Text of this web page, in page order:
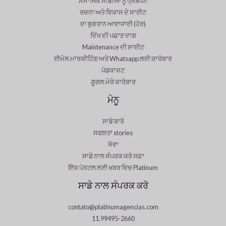
ਰਚਨਾ ਅਤੇ ਵਿਕਾਸ ਦੇ ਸਾਈਟ
ਦਾ ਭੁਗਤਾਨ ਆਵਾਜਾਈ (ਹੋਰ)
ਦਿੱਖ ਦੀ ਪਛਾਣ ਦਾਗ
Maintenance ਦੀ ਸਾਈਟ
ਈਮੇਲ ਮਾਰਕੀਟਿੰਗ ਅਤੇ Whatsapp ਲਈ ਕਾਰੋਬਾਰ
ਪੋਡਕਾਸਟ
ਗੂਗਲ ਮੇਰੇ ਕਾਰੋਬਾਰ
ਮੇਨੂ
ਸਾਡੇ ਬਾਰੇ
ਸਫਲਤਾ stories
ਸੇਵਾ
ਸਾਡੇ ਨਾਲ ਸੰਪਰਕ ਕਰੋ ਸਫ਼ਾ
ਇੱਕ ਪੋਰਟਲ ਲਈ ਖਬਰ ਵਿਚ Platinum
ਸਾਡੇ ਨਾਲ ਸੰਪਰਕ ਕਰੋ
contato@platinumagencias.com
11.99495-2660